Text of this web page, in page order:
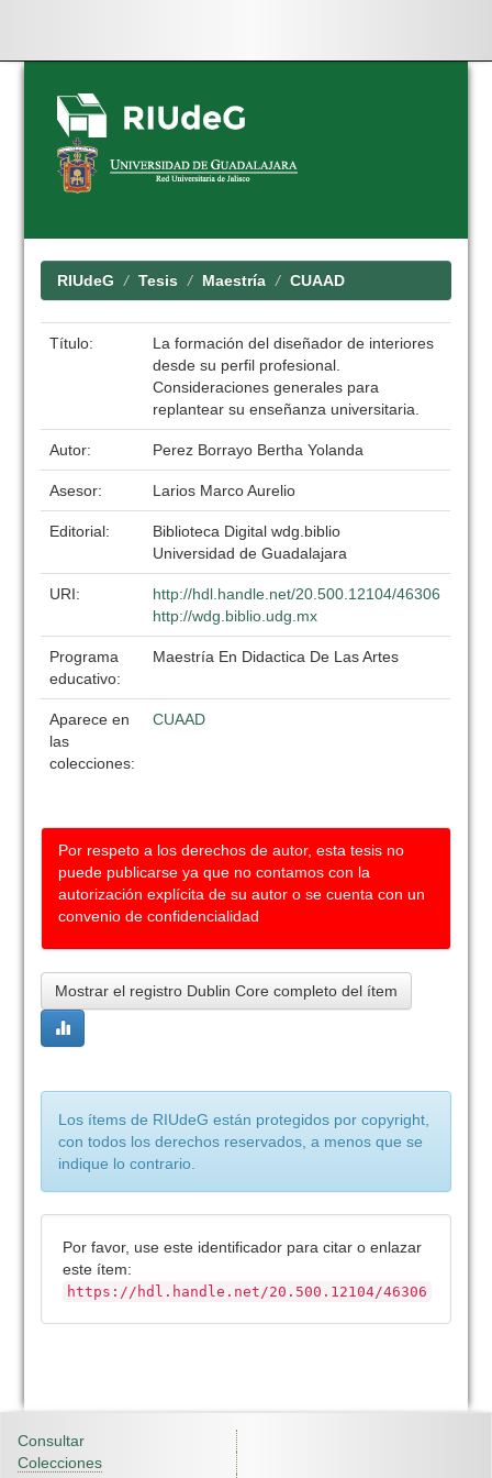
Skip
navigation
RIUdeG Tesis Maestría CUAAD
Título:
La formación del diseñador de interiores
desde su perfil profesional.
Consideraciones generales para
replantear su enseñanza universitaria.
Autor: Perez Borrayo Bertha Yolanda
Asesor: Larios Marco Aurelio
Editorial:
Biblioteca Digital wdg.biblio
Universidad de Guadalajara
URI:
http://hdl.handle.net/20.500.12104/46306
http://wdg.biblio.udg.mx
Programa
educativo:
Maestría En Didactica De Las Artes
Aparece en
las
colecciones:
CUAAD
Por respeto a los derechos de autor, esta tesis no
puede publicarse ya que no contamos con la
autorización explícita de su autor o se cuenta con un
convenio de confidencialidad
Mostrar el registro Dublin Core completo del ítem
Los ítems de RIUdeG están protegidos por copyright,
con todos los derechos reservados, a menos que se
indique lo contrario.
Por favor, use este identificador para citar o enlazar
este ítem:
https://hdl.handle.net/20.500.12104/46306
Consultar
Colecciones